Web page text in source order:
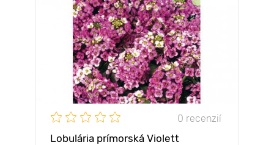
0 recenzií
Lobulária prímorská Violett